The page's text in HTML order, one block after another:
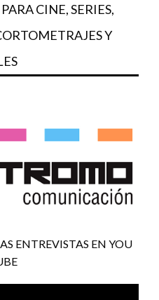
CINE, SERIES,
Y
ENTREVISTAS EN YOU